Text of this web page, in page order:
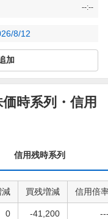
--:--
8/12
加
時系列・信用
信用残時系列
減 買残増減 信用倍
0 -41,200